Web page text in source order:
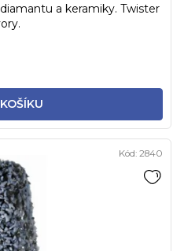
a keramiky. Twister
Kód: 2840